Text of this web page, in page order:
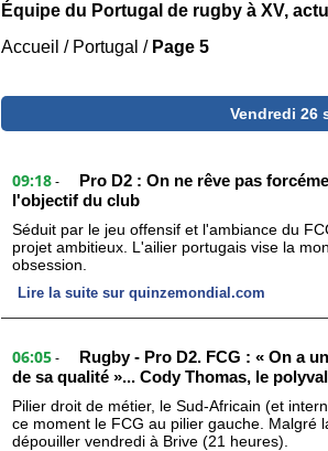
Équipe du Portugal de rugby à XV,
Accueil / Portugal / Page 5
Vendredi 26
09:18 -
Pro D2 : On ne rêve pas
l'objectif du club
Séduit par le jeu offensif et l'ambiance du
projet ambitieux. L'ailier portugais vise la
obsession.
Lire la suite sur quinzemondial.com
06:05 -
Rugby - Pro D2. FCG : « On a
de sa qualité »... Cody Thomas, le
Pilier droit de métier, le Sud-Africain (et
ce moment le FCG au pilier gauche. Malgré
dépouiller vendredi à Brive (21 heures).